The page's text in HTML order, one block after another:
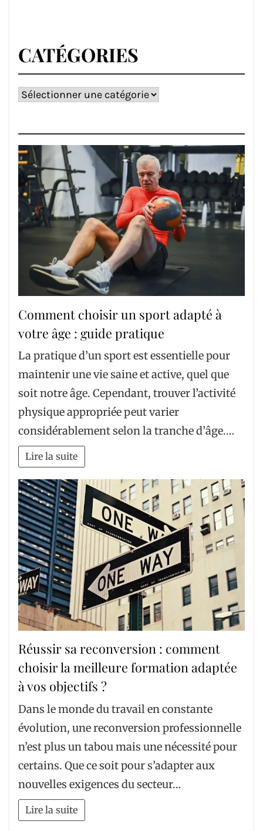
CATÉGORIES
Catégories
Comment choisir un sport adapté à
votre âge : guide pratique
La pratique d’un sport est essentielle pour
maintenir une vie saine et active, quel que
soit notre âge. Cependant, trouver l’activité
physique appropriée peut varier
considérablement selon la tranche d’âge.…
Lire la suite
Réussir sa reconversion : comment
choisir la meilleure formation adaptée
à vos objectifs ?
Dans le monde du travail en constante
évolution, une reconversion professionnelle
n’est plus un tabou mais une nécessité pour
certains. Que ce soit pour s’adapter aux
nouvelles exigences du secteur…
Lire la suite